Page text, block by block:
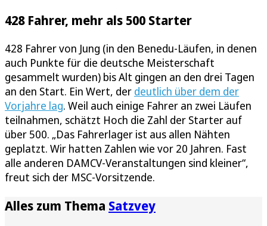
428 Fahrer, mehr als 500 Starter
428 Fahrer von Jung (in den Benedu-Läufen, in denen
auch Punkte für die deutsche Meisterschaft
gesammelt wurden) bis Alt gingen an den drei Tagen
an den Start. Ein Wert, der deutlich über dem der
Vorjahre lag. Weil auch einige Fahrer an zwei Läufen
teilnahmen, schätzt Hoch die Zahl der Starter auf
über 500. „Das Fahrerlager ist aus allen Nähten
geplatzt. Wir hatten Zahlen wie vor 20 Jahren. Fast
alle anderen DAMCV-Veranstaltungen sind kleiner“,
freut sich der MSC-Vorsitzende.
Alles zum Thema Satzvey